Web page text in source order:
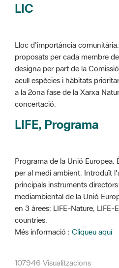
LIC
Lloc d'importància
proposats per cada membre
designa per part de la
acull espècies i hàbitats
a la 2ona fase de la Xarxa
concertació.
LIFE, Programa
Programa de la Unió Europea.
per al medi ambient. Introduït
principals instruments
mediambiental de la Unió
en 3 àrees: LIFE-Nature, LIFE-
countries.
Més informació : Cliqueu aquí
107946 Visualitzacions